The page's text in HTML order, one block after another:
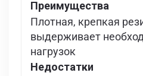
Преимущества
Плотная, крепкая
выдерживает
нагрузок
Недостатки